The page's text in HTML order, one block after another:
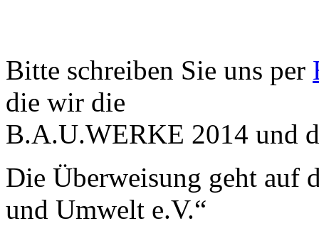
Bitte schreiben Sie uns per
die wir die
B.A.U.WERKE 2014 und
Die Überweisung geht auf
und Umwelt e.V.“